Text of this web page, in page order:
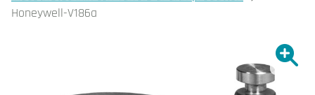
Honeywell-V186a